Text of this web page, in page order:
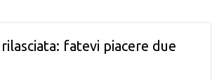
rilasciata: fatevi piacere due